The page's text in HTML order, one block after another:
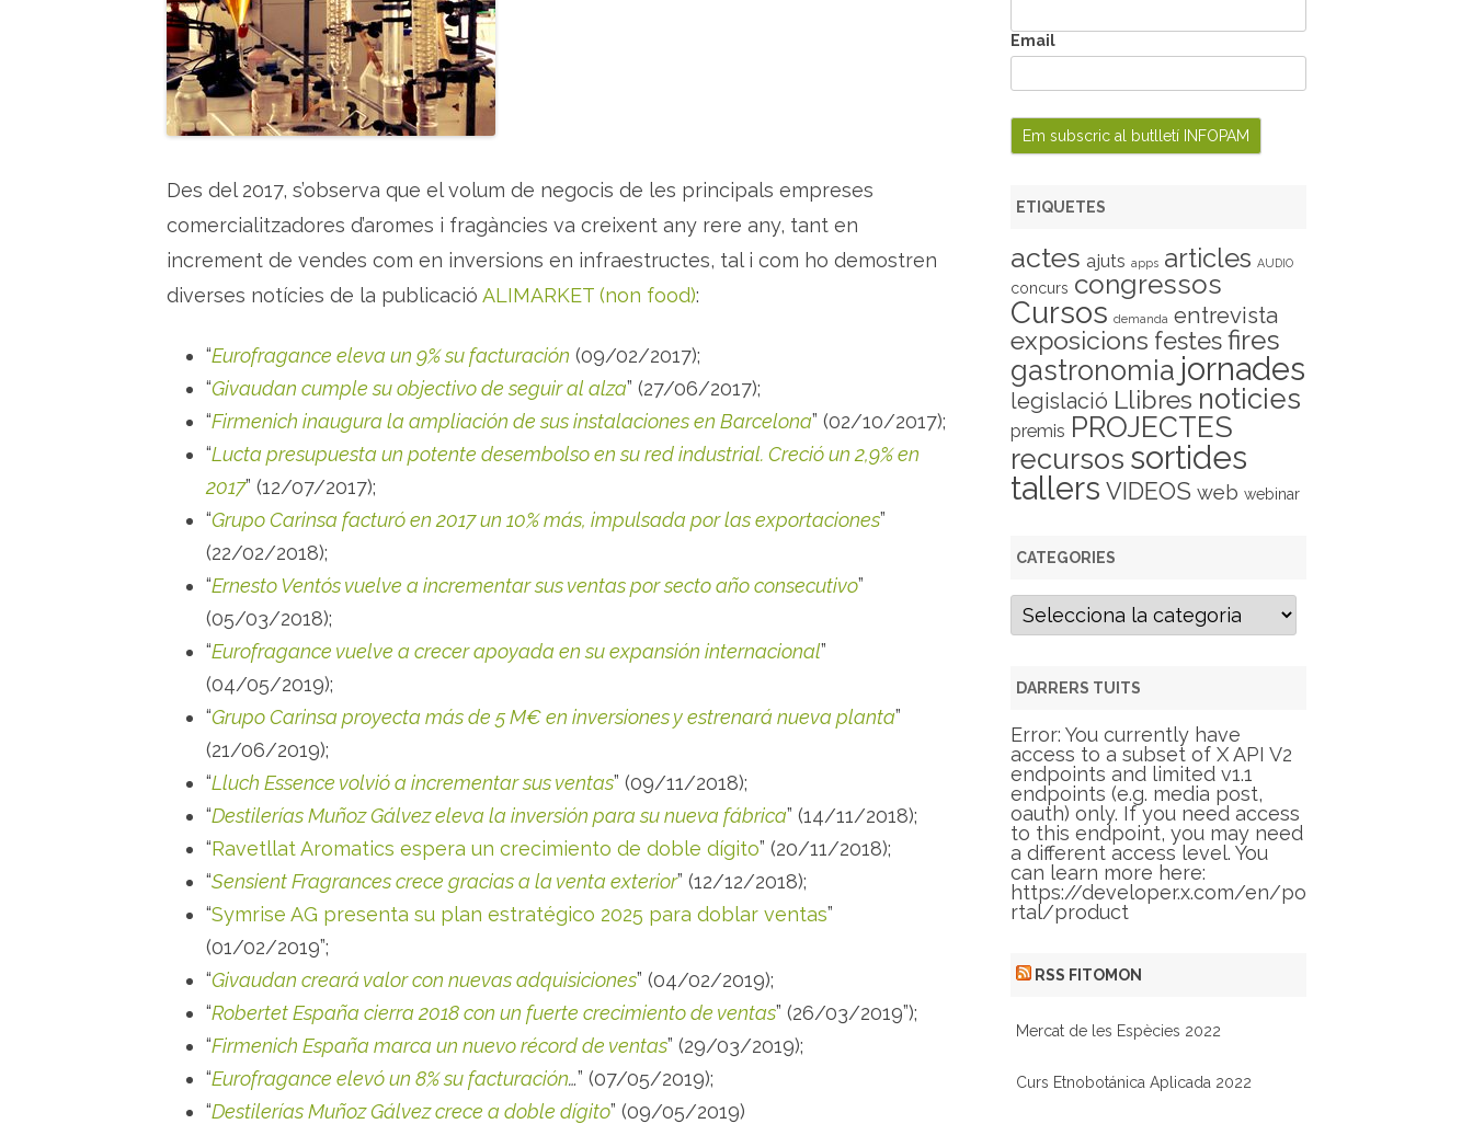
l
e
a
o
e
s
r
a
g
à
n
c
e
Des del 2017, s’observa que el volum de negocis de les principals empreses
comercialitzadores d’aromes i fragàncies va creixent any rere any, tant en
increment de vendes com en inversions en infraestructes, tal i com ho demostren
diverses notícies de la publicació ALIMARKET (non food):
“Eurofragance eleva un 9% su facturación (09/02/2017);
“Givaudan cumple su objectivo de seguir al alza” (27/06/2017);
“Firmenich inaugura la ampliación de sus instalaciones en Barcelona” (02/10/2017);
“Lucta presupuesta un potente desembolso en su red industrial. Creció un 2,9% en
2017” (12/07/2017);
“Grupo Carinsa facturó en 2017 un 10% más, impulsada por las exportaciones”
(22/02/2018);
“Ernesto Ventós vuelve a incrementar sus ventas por secto año consecutivo”
(05/03/2018);
“Eurofragance vuelve a crecer apoyada en su expansión internacional”
(04/05/2019);
“Grupo Carinsa proyecta más de 5 M€ en inversiones y estrenará nueva planta”
(21/06/2019);
“Lluch Essence volvió a incrementar sus ventas” (09/11/2018);
“Destilerías Muñoz Gálvez eleva la inversión para su nueva fábrica” (14/11/2018);
“Ravetllat Aromatics espera un crecimiento de doble dígito” (20/11/2018);
“Sensient Fragrances crece gracias a la venta exterior” (12/12/2018);
“Symrise AG presenta su plan estratégico 2025 para doblar ventas”
(01/02/2019”;
“Givaudan creará valor con nuevas adquisiciones” (04/02/2019);
“Robertet España cierra 2018 con un fuerte crecimiento de ventas” (26/03/2019”);
“Firmenich España marca un nuevo récord de ventas” (29/03/2019);
“Eurofragance elevó un 8% su facturación…” (07/05/2019);
“Destilerías Muñoz Gálvez crece a doble dígito” (09/05/2019)
Email
ETIQUETES
actes ajuts apps articles AUDIO
concurs congressos
Cursos demanda entrevista
exposicions festes fires
gastronomia jornades
legislació Llibres noticies
premis PROJECTES
recursos sortides
tallers VIDEOS web webinar
CATEGORIES
C
g
r
i
e
s
DARRERS TUITS
Error: You currently have
access to a subset of X API V2
endpoints and limited v1.1
endpoints (e.g. media post,
oauth) only. If you need access
to this endpoint, you may need
a different access level. You
can learn more here:
https://developer.x.com/en/po
rtal/product
RSS FITOMON
Mercat de les Espècies 2022
Curs Etnobotánica Aplicada 2022